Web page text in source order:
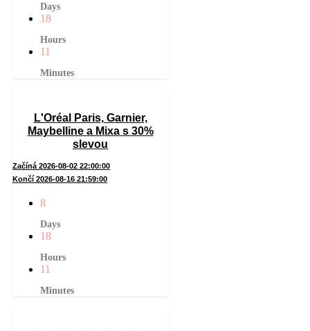
Days
18
Hours
11
Minutes
L'Oréal Paris, Garnier,
Maybelline a Mixa s 30%
slevou
Začíná 2026-08-02 22:00:00
Končí 2026-08-16 21:59:00
8
Days
18
Hours
11
Minutes